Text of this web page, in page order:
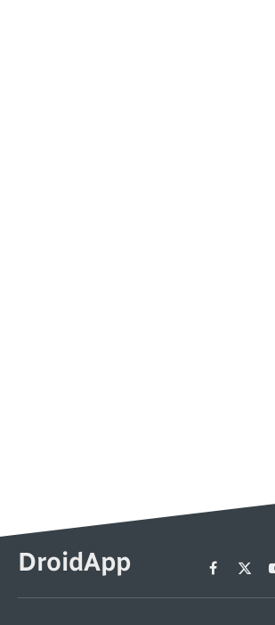
DroidApp Facebook
X